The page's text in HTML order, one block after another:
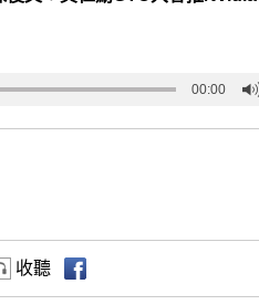
00:00
收聽